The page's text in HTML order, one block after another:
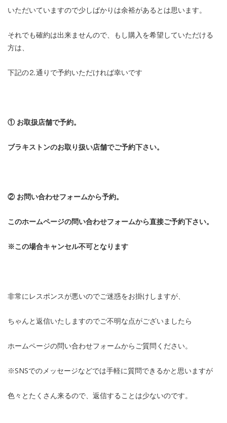
いただいていますので少しばかりは余裕があるとは思います。
それでも確約は出来ませんので、もし購入を希望していただける
方は、
下記の⒉通りで予約いただければ幸いです
① お取扱店舗で予約。
ブラキストンのお取り扱い店舗でご予約下さい。
② お問い合わせフォームから予約。
このホームページの問い合わせフォームから直接ご予約下さい。
※この場合キャンセル不可となります
非常にレスポンスが悪いのでご迷惑をお掛けしますが、
ちゃんと返信いたしますのでご不明な点がございましたら
ホームページの問い合わせフォームからご質問ください。
※SNSでのメッセージなどでは手軽に質問できるかと思いますが
色々とたくさん来るので、返信することは少ないのです。